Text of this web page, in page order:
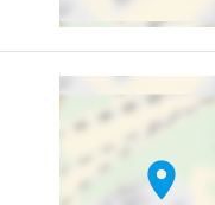
location_on